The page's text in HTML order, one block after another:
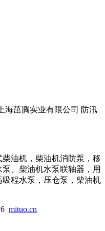
海茁腾实业有限公司 防汛
油机，柴油机消防泵，移
、柴油机水泵联轴器，用
程水泵，压仓泵，柴油机
mituo.cn